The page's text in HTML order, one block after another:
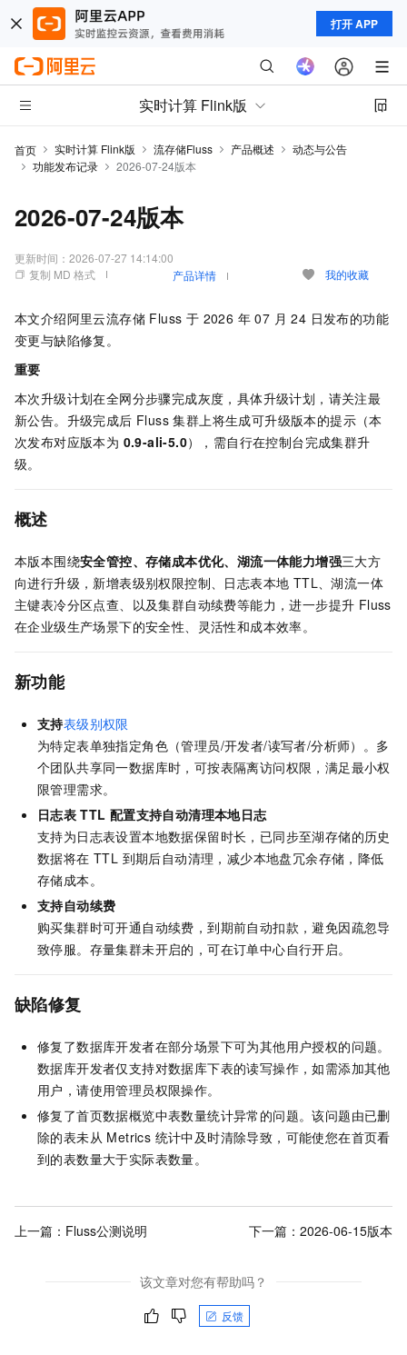
打开 APP
实时计算 Flink版
首页 实时计算 Flink版 流存储Fluss 产品概述
动态与公告
功能发布记录
2026-07-24版本
2026-07-24版本
更新时间： 2026-07-27 14:14:00
复制 MD 格式
产品详情 我的收藏
本文介绍阿里云流存储 Fluss 于 2026 年 07 月 24 日发布的功能
变更与缺陷修复。
重要
本次升级计划在全网分步骤完成灰度，具体升级计划，请关注最
新公告。升级完成后 Fluss 集群上将生成可升级版本的提示（本
次发布对应版本为 0.9-ali-5.0），需自行在控制台完成集群升
级。
概述
本版本围绕安全管控、存储成本优化、湖流一体能力增强三大方
向进行升级，新增表级别权限控制、日志表本地 TTL、湖流一体
主键表冷分区点查、以及集群自动续费等能力，进一步提升 Fluss
在企业级生产场景下的安全性、灵活性和成本效率。
新功能
支持表级别权限
为特定表单独指定角色（管理员/开发者/读写者/分析师）。多
个团队共享同一数据库时，可按表隔离访问权限，满足最小权
限管理需求。
日志表 TTL 配置支持自动清理本地日志
支持为日志表设置本地数据保留时长，已同步至湖存储的历史
数据将在 TTL 到期后自动清理，减少本地盘冗余存储，降低
存储成本。
支持自动续费
购买集群时可开通自动续费，到期前自动扣款，避免因疏忽导
致停服。存量集群未开启的，可在订单中心自行开启。
缺陷修复
修复了数据库开发者在部分场景下可为其他用户授权的问题。
数据库开发者仅支持对数据库下表的读写操作，如需添加其他
用户，请使用管理员权限操作。
修复了首页数据概览中表数量统计异常的问题。该问题由已删
除的表未从 Metrics 统计中及时清除导致，可能使您在首页看
到的表数量大于实际表数量。
上一篇： Fluss公测说明 下一篇： 2026-06-15版本
该文章对您有帮助吗？
反馈